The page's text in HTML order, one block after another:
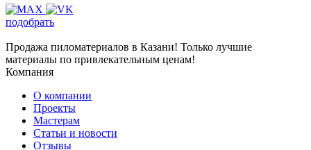
подобрать
Продажа пиломатериалов в Казани! Только лучшие
материалы по привлекательным ценам!
Компания
О компании
Проекты
Мастерам
Статьи и новости
Отзывы